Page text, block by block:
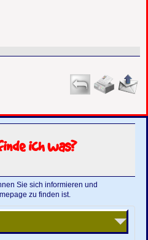
ich was?
Sie sich informieren und
zu finden ist.